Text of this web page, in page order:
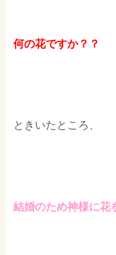
何の花ですか？？
ときいたところ、
結婚のため神様に花